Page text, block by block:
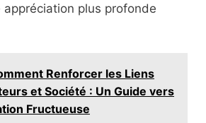
appréciation plus profonde
Renforcer les Liens
et Société : Un Guide vers
Fructueuse